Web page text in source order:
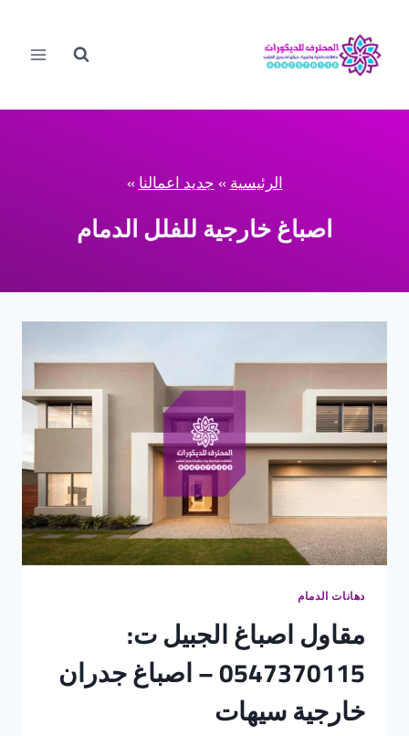
المحتوى
الرئيسية»جديد اعمالنا»
اصباغ خارجية للفلل الدمام
دهانات الدمام
مقاول اصباغ الجبيل ت:
0547370115 – اصباغ جدران
خارجية سيهات